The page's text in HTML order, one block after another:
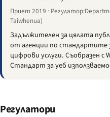
Приет 2019 ·
Taiwhenua)
Задължителен за цялата
от агенции по
цифрови услуги. Съобразен с
Стандарт за уеб
Регулатори